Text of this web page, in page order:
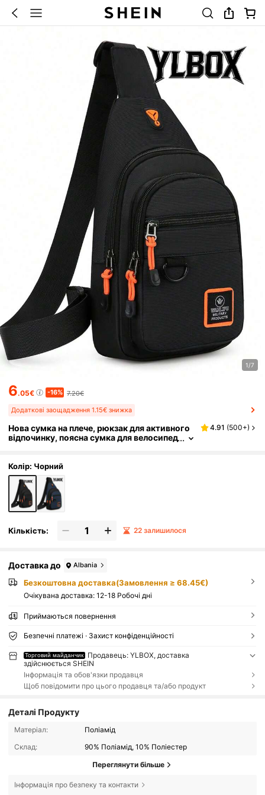
1/7
6.05€ -16% 7.20€
Додаткові заощадження 1.15€ знижка
Нова сумка на плече, рюкзак для активного
відпочинку, поясна сумка для велосипед
4.91 (500+)
Колір: Чорний
Кількість: 22 залишилося
Доставка до Albania
Безкоштовна доставка(Замовлення ≥ 68.45€)
Очікувана доставка: 12-18 Робочі дні
Приймаються повернення
Безпечні платежі · Захист конфіденційності
Торговий майданчик
Продавець: YLBOX, доставка
здійснюється SHEIN
Інформація та обов'язки продавця
Щоб повідомити про цього продавця та/або продукт
Деталі Продукту
Матеріал:
Поліамід
Склад:
90% Поліамід, 10% Поліестер
Переглянути більше
Інформація про безпеку та контакти